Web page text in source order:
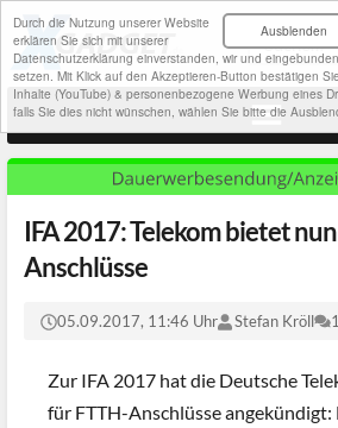
Ausblenden
Durch die Nutzung unserer Website
erklären Sie sich mit unserer
Datenschutzerklärung einverstanden, wir und
setzen. Mit Klick auf den Akzeptieren-Button bestätigen
Inhalte (YouTube) & personenbezogene Werbung eines
falls Sie dies nicht wünschen, wählen Sie bitte die
IFA 2017: Telekom bietet
Anschlüsse
05.09.2017, 11:46 Uhr Stefan Kröll
Zur IFA 2017 hat die Deutsche
für FTTH-Anschlüsse